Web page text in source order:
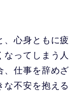
、心身ともに疲
ってしまう人
、仕事を辞めざ
な不安を抱える